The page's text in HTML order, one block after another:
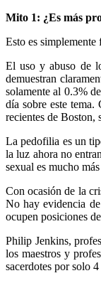
Mito 1: ¿Es más
Esto es simplemente
El uso y abuso de
demuestran
solamente al 0.3%
día sobre este
recientes de Boston,
La pedofilia es un
la luz ahora no
sexual es mucho
Con ocasión de la
No hay evidencia
ocupen posiciones
Philip Jenkins,
los maestros y
sacerdotes por solo